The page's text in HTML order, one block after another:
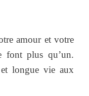
amour et votre
font plus qu’un.
longue vie aux